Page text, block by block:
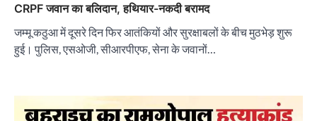
CRPF जवान का बलिदान, हथियार-नकदी बरामद
जम्मू कठुआ में दूसरे दिन फिर आतंकियों और सुरक्षाबलों के बीच मुठभेड़ शुरू
हुई। पुलिस, एसओजी, सीआरपीएफ, सेना के जवानों…